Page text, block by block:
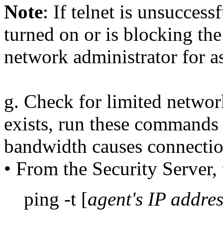
Note: If telnet is
turned on or is blocking
network administrator for
g. Check for limited
exists, run these
bandwidth causes
• From the Security Server,
ping -t [agent's IP